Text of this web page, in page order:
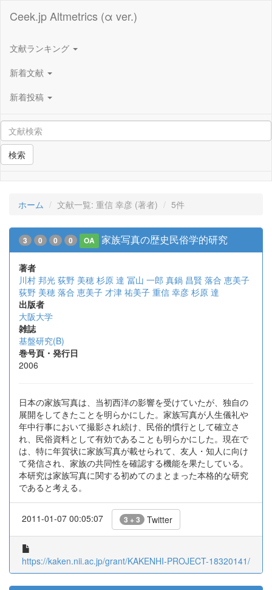
Ceek.jp Altmetrics (α ver.)
文献ランキング
新着文献
新着投稿
検索
ホーム 文献一覧: 重信 幸彦 (著者) 5件
3 0 0 0 OA 家族写真の歴史民俗学的研究
著者
川村 邦光 荻野 美穂 杉原 達 冨山 一郎 真鍋 昌賢 落合 恵美子
荻野 美穂 落合 恵美子 才津 祐美子 重信 幸彦 杉原 達
出版者
大阪大学
雑誌
基盤研究(B)
巻号頁・発行日
2006
日本の家族写真は、当初西洋の影響を受けていたが、独自の
展開をしてきたことを明らかにした。家族写真が人生儀礼や
年中行事において撮影され続け、民俗的慣行として確立さ
れ、民俗資料として有効であることも明らかにした。現在で
は、特に年賀状に家族写真が載せられて、友人・知人に向け
て発信され、家族の共同性を確認する機能を果たしている。
本研究は家族写真に関する初めてのまとまった本格的な研究
であると考える。
2011-01-07 00:05:07 3 + 3 Twitter
https://kaken.nii.ac.jp/grant/KAKENHI-PROJECT-18320141/